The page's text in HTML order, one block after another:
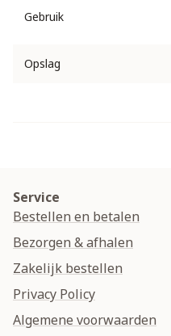
Gebruik
Opslag
Service
Bestellen en betalen
Bezorgen & afhalen
Zakelijk bestellen
Privacy Policy
Algemene voorwaarden